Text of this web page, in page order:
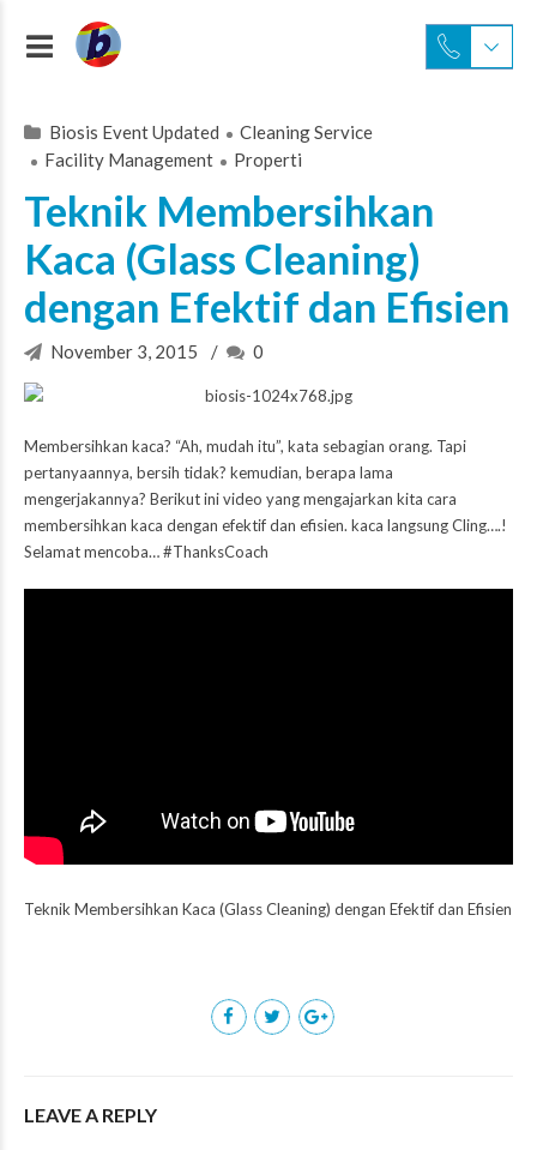
Biosis Event Updated
Cleaning Service
Facility Management
Properti
Teknik Membersihkan
Kaca (Glass Cleaning)
dengan Efektif dan Efisien
November 3, 2015 0
Membersihkan kaca? “Ah, mudah itu”, kata sebagian orang. Tapi
pertanyaannya, bersih tidak? kemudian, berapa lama
mengerjakannya? Berikut ini video yang mengajarkan kita cara
membersihkan kaca dengan efektif dan efisien. kaca langsung Cling….!
Selamat mencoba… #ThanksCoach
Teknik Membersihkan Kaca (Glass Cleaning) dengan Efektif dan Efisien
LEAVE A REPLY